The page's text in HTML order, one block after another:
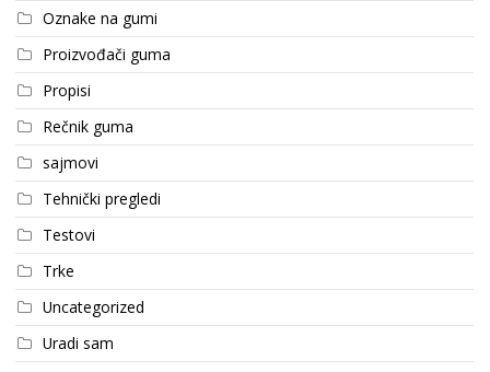
Oznake na gumi
Proizvođači guma
Propisi
Rečnik guma
sajmovi
Tehnički pregledi
Testovi
Trke
Uncategorized
Uradi sam